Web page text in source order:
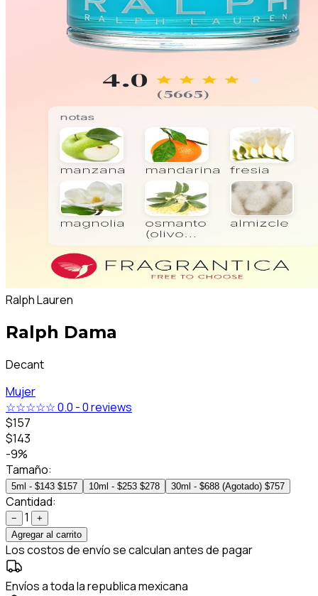
Ralph Lauren
Ralph Dama
Decant
Mujer
☆☆☆☆☆0.0 -0 reviews
$157
$143
-9%
Tamaño:
5ml - $143 $157 10ml - $253 $278 30ml - $688 (Agotado) $757
Cantidad:
− 1
+
Agregar al carrito
Los costos de envío se calculan antes de pagar
Envíos a toda la republica mexicana